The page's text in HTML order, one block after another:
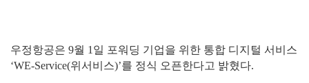
우정항공은 9월 1일 포워딩 기업을 위한 통합 디지털 서비스
‘WE-Service(위서비스)’를 정식 오픈한다고 밝혔다.